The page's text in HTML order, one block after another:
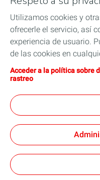
Distribuidores
Sponsoring
Industria
Iron Dames y
Accesibilidad:
Utilizamos cookies y
ofrecerle el servicio, así
experiencia de usuario.
de las cookies en
botón «Gérer mes
clic en el botón
refuse» (Rechazar),
cookies técnicas
correcto funcionamiento
información, puede
Acceder a la política sobre
rastreo